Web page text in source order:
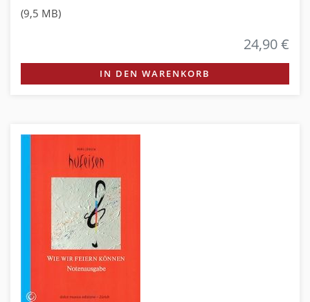
(9,5 MB)
24,90 €
IN DEN WARENKORB